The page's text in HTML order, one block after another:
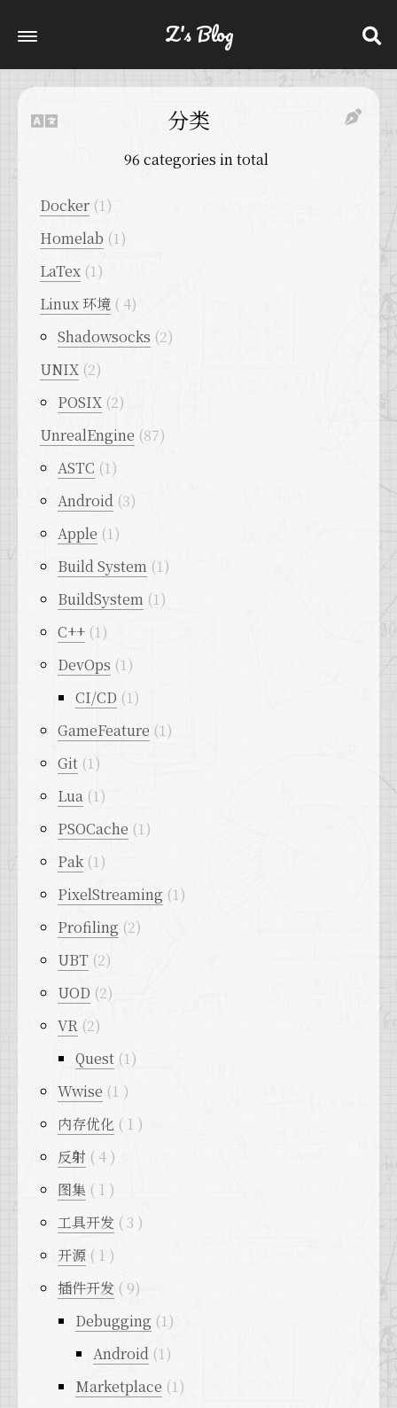
Z's Blog
分类
96 categories in total
Docker 1
Homelab 1
LaTex 1
Linux 环境
4
Shadowsocks 2
UNIX 2
POSIX 2
UnrealEngine 87
ASTC 1
Android 3
Apple 1
Build System 1
BuildSystem 1
C++ 1
DevOps 1
CI/CD 1
GameFeature 1
Git 1
Lua 1
PSOCache 1
Pak 1
PixelStreaming 1
Profiling 2
UBT 2
UOD 2
VR 2
Quest 1
Wwise 1
内存优化
1
反射
4
图集
1
工具开发
3
开源
1
插件开发
9
Debugging 1
Android 1
Marketplace 1